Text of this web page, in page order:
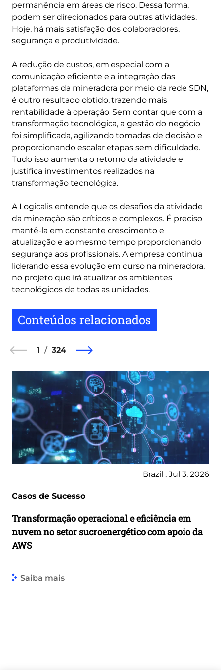
permanência em áreas de risco. Dessa forma,
podem ser direcionados para outras atividades.
Hoje, há mais satisfação dos colaboradores,
segurança e produtividade.
A redução de custos, em especial com a
comunicação eficiente e a integração das
plataformas da mineradora por meio da rede SDN,
é outro resultado obtido, trazendo mais
rentabilidade à operação. Sem contar que com a
transformação tecnológica, a gestão do negócio
foi simplificada, agilizando tomadas de decisão e
proporcionando escalar etapas sem dificuldade.
Tudo isso aumenta o retorno da atividade e
justifica investimentos realizados na
transformação tecnológica.
A Logicalis entende que os desafios da atividade
da mineração são críticos e complexos. É preciso
mantê-la em constante crescimento e
atualização e ao mesmo tempo proporcionando
segurança aos profissionais. A empresa continua
liderando essa evolução em curso na mineradora,
no projeto que irá atualizar os ambientes
tecnológicos de todas as unidades.
Conteúdos relacionados
1 324
Brazil , Jul 3, 2026
Casos de Sucesso
Transformação operacional e eficiência em
nuvem no setor sucroenergético com apoio da
AWS
Saiba mais